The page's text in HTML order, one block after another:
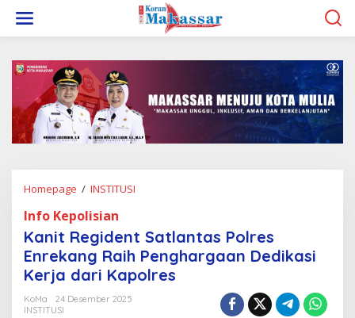
w
Homepage / INSTITUSI
i
t
R
e
Info Kepolisian
Kanit Regident Satlantas Polres
Enrekang Raih Penghargaan Dedikasi
Kerja dari Kapolres
KoMa
24 Desember 2025
INSTITUSI